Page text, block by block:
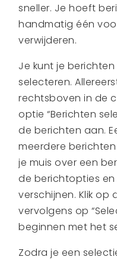
sneller. Je hoeft
handmatig één
verwijderen.
Je kunt je
selecteren.
rechtsboven in de
optie “Berichten
de berichten aan.
meerdere
je muis over een
de berichtopties
verschijnen. Klik op
vervolgens op
beginnen met het
Zodra je een